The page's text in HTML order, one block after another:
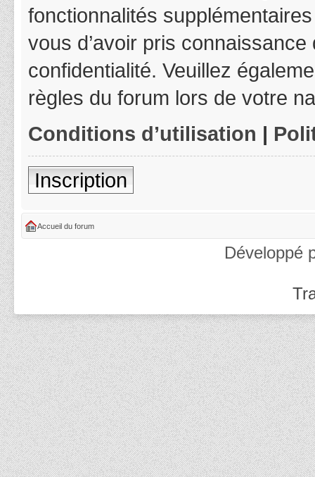
fonctionnalités
vous d’avoir pris
confidentialité. Veuillez
règles du forum lors de votre
Conditions d’utilisation |
Inscription
Accueil du forum
Développé